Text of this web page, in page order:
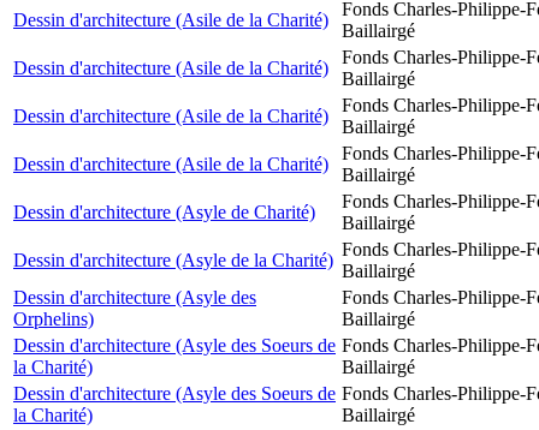
Dessin d'architecture (Asile de la Charité)
Fonds Charles-Philippe-
Baillairgé
Dessin d'architecture (Asile de la Charité)
Fonds Charles-Philippe-
Baillairgé
Dessin d'architecture (Asile de la Charité)
Fonds Charles-Philippe-
Baillairgé
Dessin d'architecture (Asile de la Charité)
Fonds Charles-Philippe-
Baillairgé
Dessin d'architecture (Asyle de Charité)
Fonds Charles-Philippe-
Baillairgé
Dessin d'architecture (Asyle de la Charité)
Fonds Charles-Philippe-
Baillairgé
Dessin d'architecture (Asyle des
Orphelins)
Fonds Charles-Philippe-
Baillairgé
Dessin d'architecture (Asyle des Soeurs de
la Charité)
Fonds Charles-Philippe-
Baillairgé
Dessin d'architecture (Asyle des Soeurs de
la Charité)
Fonds Charles-Philippe-
Baillairgé